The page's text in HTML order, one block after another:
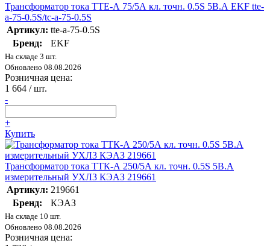
Трансформатор тока ТТЕ-А 75/5А кл. точн. 0.5S 5В.А EKF tte-
a-75-0.5S/tc-a-75-0.5S
Артикул: tte-a-75-0.5S
Бренд:
EKF
На складе 3 шт.
Обновлено 08.08.2026
Розничная цена:
1 664 / шт.
-
+
Купить
Трансформатор тока ТТК-А 250/5А кл. точн. 0.5S 5В.А
измерительный УХЛ3 КЭАЗ 219661
Артикул: 219661
Бренд:
КЭАЗ
На складе 10 шт.
Обновлено 08.08.2026
Розничная цена: